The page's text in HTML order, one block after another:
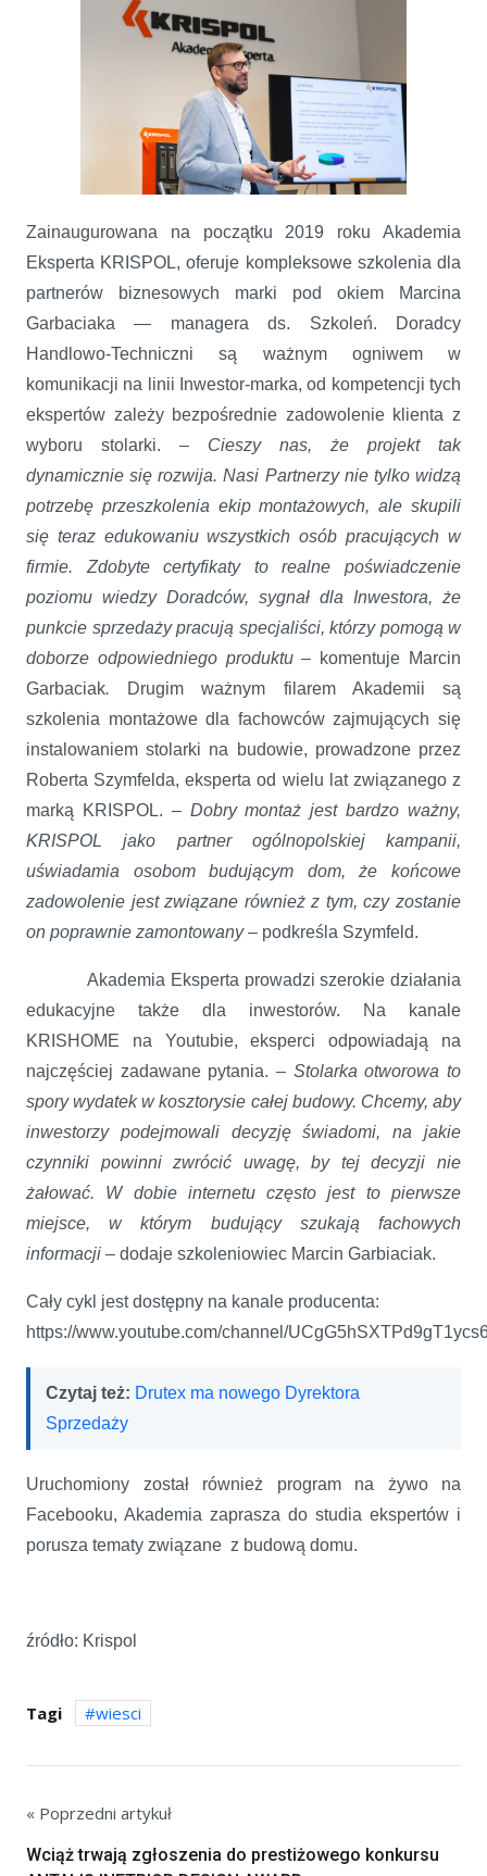
Zainaugurowana na początku 2019 roku Akademia
Eksperta KRISPOL, oferuje kompleksowe szkolenia dla
partnerów biznesowych marki pod okiem Marcina
Garbaciaka — managera ds. Szkoleń. Doradcy
Handlowo-Techniczni są ważnym ogniwem w
komunikacji na linii Inwestor-marka, od kompetencji tych
ekspertów zależy bezpośrednie zadowolenie klienta z
wyboru stolarki. – Cieszy nas, że projekt tak
dynamicznie się rozwija. Nasi Partnerzy nie tylko widzą
potrzebę przeszkolenia ekip montażowych, ale skupili
się teraz edukowaniu wszystkich osób pracujących w
firmie. Zdobyte certyfikaty to realne poświadczenie
poziomu wiedzy Doradców, sygnał dla Inwestora, że
punkcie sprzedaży pracują specjaliści, którzy pomogą w
doborze odpowiedniego produktu – komentuje Marcin
Garbaciak. Drugim ważnym filarem Akademii są
szkolenia montażowe dla fachowców zajmujących się
instalowaniem stolarki na budowie, prowadzone przez
Roberta Szymfelda, eksperta od wielu lat związanego z
marką KRISPOL. – Dobry montaż jest bardzo ważny,
KRISPOL jako partner ogólnopolskiej kampanii,
uświadamia osobom budującym dom, że końcowe
zadowolenie jest związane również z tym, czy zostanie
on poprawnie zamontowany – podkreśla Szymfeld.
Akademia Eksperta prowadzi szerokie działania
edukacyjne także dla inwestorów. Na kanale
KRISHOME na Youtubie, eksperci odpowiadają na
najczęściej zadawane pytania. – Stolarka otworowa to
spory wydatek w kosztorysie całej budowy. Chcemy, aby
inwestorzy podejmowali decyzję świadomi, na jakie
czynniki powinni zwrócić uwagę, by tej decyzji nie
żałować. W dobie internetu często jest to pierwsze
miejsce, w którym budujący szukają fachowych
informacji – dodaje szkoleniowiec Marcin Garbiaciak.
Cały cykl jest dostępny na kanale producenta:
https://www.youtube.com/channel/
Czytaj też: Drutex ma nowego Dyrektora
Sprzedaży
Uruchomiony został również program na żywo na
Facebooku, Akademia zaprasza do studia ekspertów i
porusza tematy związane z budową domu.
źródło: Krispol
Tagi wiesci
« Poprzedni artykuł
Wciąż trwają zgłoszenia do prestiżowego konkursu